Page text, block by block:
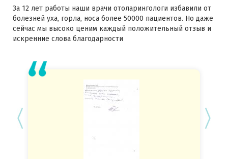
За 12 лет работы наши врачи отоларингологи избавили от
болезней уха, горла, носа более 50000 пациентов. Но даже
сейчас мы высоко ценим каждый положительный отзыв и
искренние слова благодарности